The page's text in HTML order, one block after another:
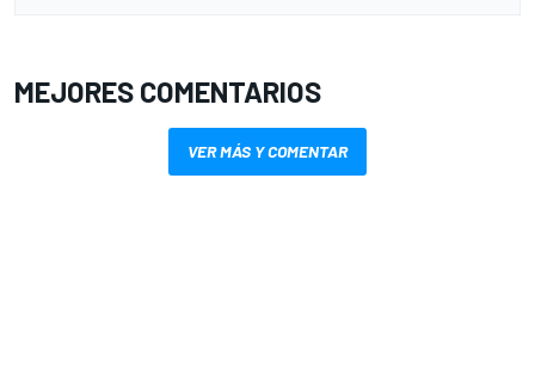
MEJORES COMENTARIOS
VER MÁS Y COMENTAR